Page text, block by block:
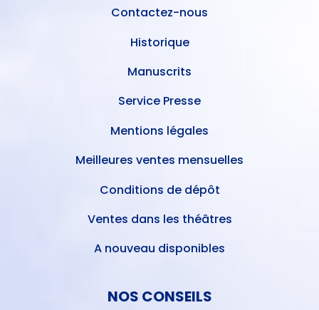
Contactez-nous
Historique
Manuscrits
Service Presse
Mentions légales
Meilleures ventes mensuelles
Conditions de dépôt
Ventes dans les théâtres
A nouveau disponibles
NOS CONSEILS